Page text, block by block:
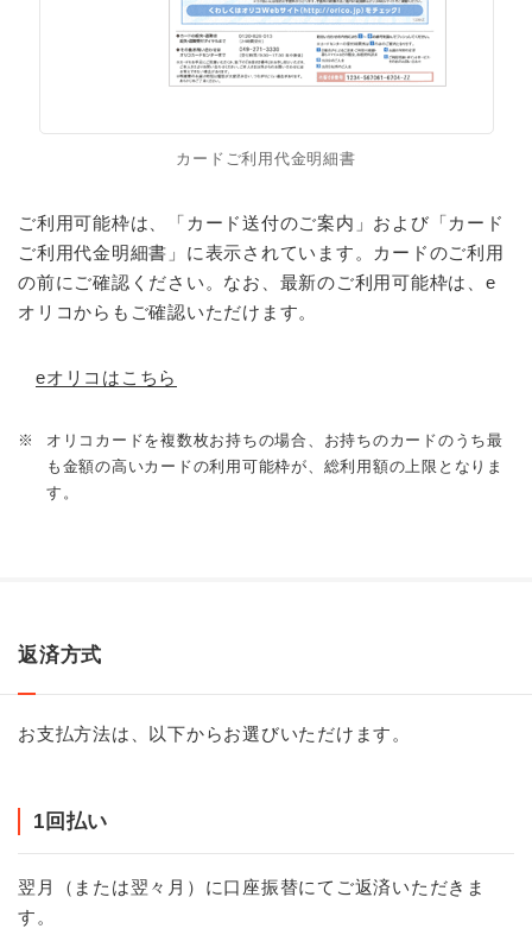
ご利用可能枠は、「カード送付のご案内」および「カード
ご利用代金明細書」に表示されています。カードのご利用
の前にご確認ください。なお、最新のご利用可能枠は、e
オリコからもご確認いただけます。
eオリコはこちら
※
オリコカードを複数枚お持ちの場合、お持ちのカードのうち最
も金額の高いカードの利用可能枠が、総利用額の上限となりま
す。
カードご利用代金明細書
返済方式
お支払方法は、以下からお選びいただけます。
1回払い
翌月（または翌々月）に口座振替にてご返済いただきま
す。